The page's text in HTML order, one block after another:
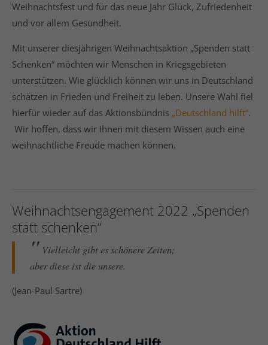
Weihnachtsfest und für das neue Jahr Glück, Zufriedenheit
und vor allem Gesundheit.
Mit unserer diesjährigen Weihnachtsaktion „Spenden statt
Schenken“ möchten wir Menschen in Kriegsgebieten
unterstützen. Wie glücklich können wir uns in Deutschland
schätzen in Frieden und Freiheit zu leben. Unsere Wahl fiel
hierfür wieder auf das Aktionsbündnis „Deutschland hilft“.
Wir hoffen, dass wir Ihnen mit diesem Wissen auch eine
weihnachtliche Freude machen können.
Weihnachtsengagement 2022 „Spenden
statt schenken“
Vielleicht gibt es schönere Zeiten;
aber diese ist die unsere.
(Jean-Paul Sartre)